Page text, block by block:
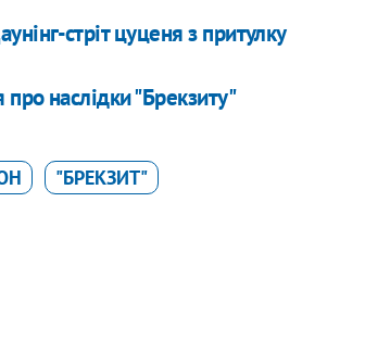
стріт цуценя з притулку
про наслідки "Брекзиту"
"БРЕКЗИТ"